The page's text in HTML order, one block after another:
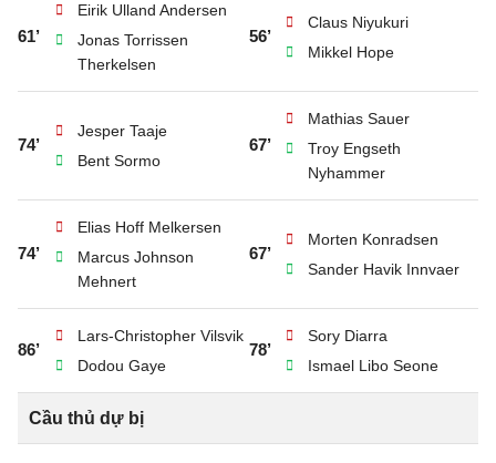
61’
Eirik Ulland Andersen
Jonas Torrissen
Therkelsen
56’
Claus Niyukuri
Mikkel Hope
74’
Jesper Taaje
Bent Sormo
67’
Mathias Sauer
Troy Engseth
Nyhammer
74’
Elias Hoff Melkersen
Marcus Johnson
Mehnert
67’
Morten Konradsen
Sander Havik Innvaer
86’
Lars-Christopher Vilsvik
Dodou Gaye
78’
Sory Diarra
Ismael Libo Seone
Cầu thủ dự bị